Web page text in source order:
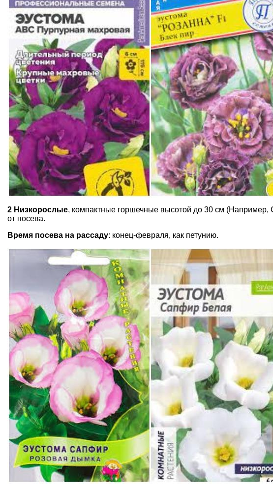
2 Низкорослые, компактные горшечные высотой до 30 см
от посева.
Время посева на рассаду: конец-февраля, как петунию.